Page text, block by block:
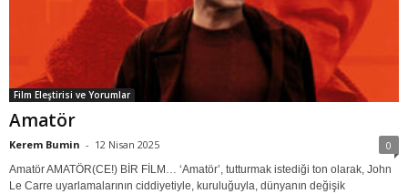
Film Eleştirisi ve Yorumlar
Amatör
Kerem Bumin - 12 Nisan 2025 0
Amatör AMATÖR(CE!) BİR FİLM… ‘Amatör’, tutturmak istediği ton olarak, John
Le Carre uyarlamalarının ciddiyetiyle, kuruluğuyla, dünyanın değişik